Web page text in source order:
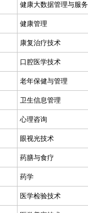
健康大数据管理与服务
健康管理
康复治疗技术
口腔医学技术
老年保健与管理
卫生信息管理
心理咨询
眼视光技术
药膳与食疗
药学
医学检验技术